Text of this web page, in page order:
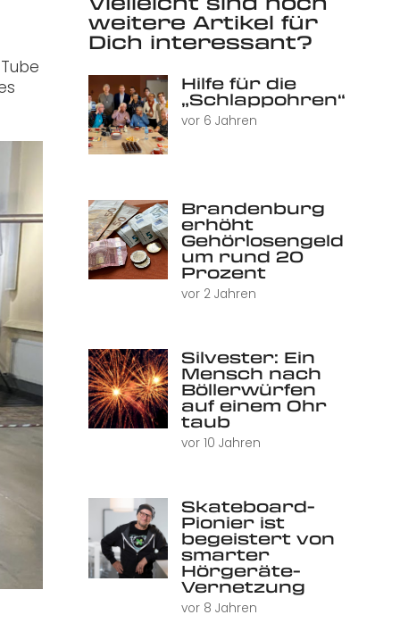
weitere Artikel für
Dich interessant?
Hilfe für die
„Schlappohren“
vor 6 Jahren
Brandenburg
erhöht
Gehörlosengeld
um rund 20
Prozent
vor 2 Jahren
Silvester: Ein
Mensch nach
Böllerwürfen
auf einem Ohr
taub
vor 10 Jahren
Skateboard-
Pionier ist
begeistert von
smarter
Hörgeräte-
Vernetzung
vor 8 Jahren